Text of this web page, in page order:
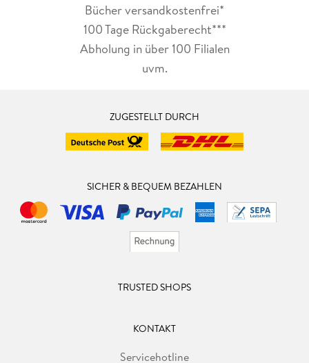
Bücher versandkostenfrei*
100 Tage Rückgaberecht***
Abholung in über 100 Filialen
uvm.
ZUGESTELLT DURCH
SICHER & BEQUEM BEZAHLEN
TRUSTED SHOPS
KONTAKT
Servicehotline